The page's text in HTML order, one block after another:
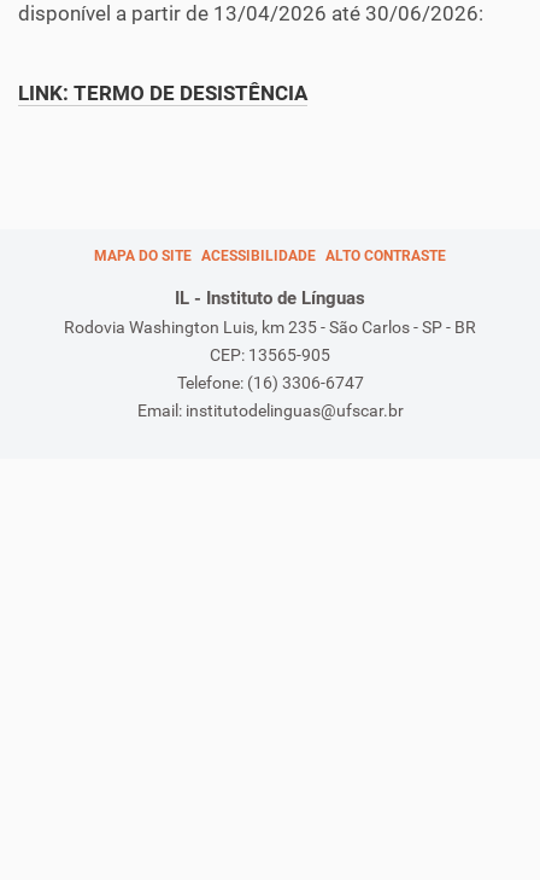
disponível a partir de 13/04/2026 até 30/06/2026:
LINK: TERMO DE DESISTÊNCIA
MAPA DO SITE ACESSIBILIDADE ALTO CONTRASTE
IL - Instituto de Línguas
Rodovia Washington Luis, km 235 - São Carlos - SP - BR
CEP: 13565-905
Telefone: (16) 3306-6747
Email: institutodelinguas@ufscar.br